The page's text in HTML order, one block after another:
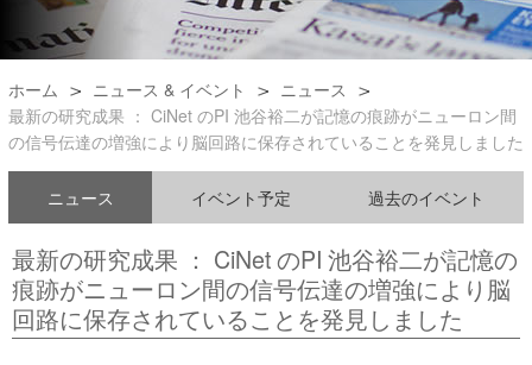
ホーム ニュース & イベント
ニュース
最新の研究成果 ： CiNet のPI 池谷裕二が記憶の痕跡がニューロン間
の信号伝達の増強により脳回路に保存されていることを発見しました
ニュース イベント予定 過去のイベント
最新の研究成果 ： CiNet のPI 池谷裕二が記憶の
痕跡がニューロン間の信号伝達の増強により脳
回路に保存されていることを発見しました